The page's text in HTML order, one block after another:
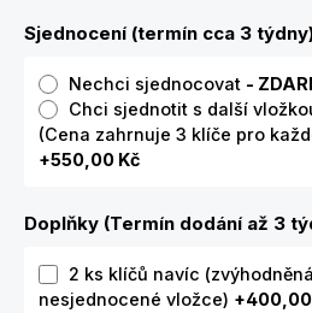
Sjednocení (termín cca 3
Nechci sjednocovat -
Chci sjednotit s další
(Cena zahrnuje 3 klíče pro
+550,00 Kč
Doplňky (Termín dodání až 3
2 ks klíčů navíc
nesjednocené vložce) +400,00